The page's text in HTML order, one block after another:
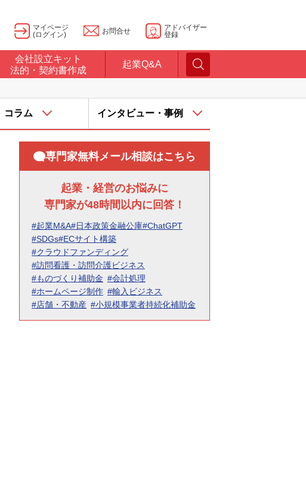
マイページ
(ログイン)
お問合せ
アドバイザー
登録
会社設立キット
法的・契約書作成
起業Q&A
コラム インタビュー・事例
専門家無料メール相談はこちら
起業・経営のお悩みに
専門家が48時間以内に回答！
#起業M&A#日本政策金融公庫#ChatGPT
#SDGs#ECサイト構築
#クラウドファンディング
#訪問看護・訪問介護ビジネス
#ものづくり補助金 #会計処理
#ホームページ制作 #輸入ビジネス
#店舗・不動産 #小規模事業者持続化補助金